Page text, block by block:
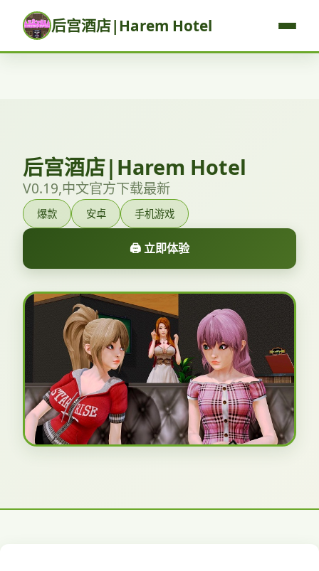
后宫酒店|Harem Hotel
后宫酒店|Harem Hotel
V0.19,中文官方下载最新
爆款 安卓 手机游戏
🖨️ 立即体验